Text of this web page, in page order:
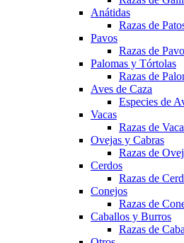
Anátidas
Razas de
Pavos
Razas de
Palomas y Tórtolas
Razas de
Aves de Caza
Especies de
Vacas
Razas de
Ovejas y Cabras
Razas de
Cerdos
Razas de
Conejos
Razas de
Caballos y Burros
Razas de